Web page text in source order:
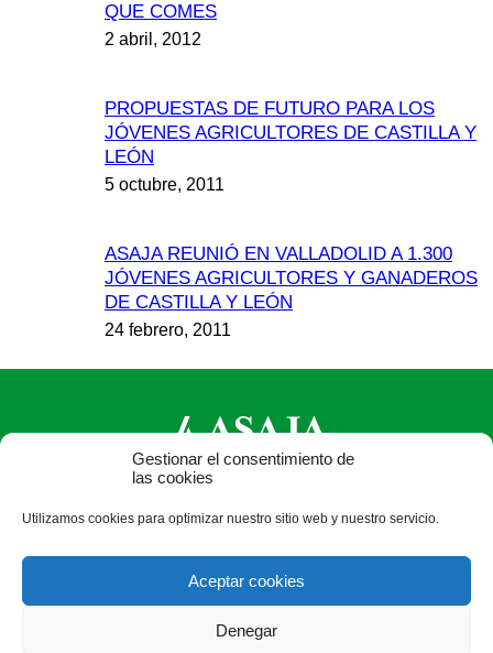
Gestionar el consentimiento de
las cookies
Utilizamos cookies para optimizar nuestro sitio web y nuestro servicio.
Aceptar cookies
Denegar
QUE COMES
2 abril, 2012
PROPUESTAS DE FUTURO PARA LOS
JÓVENES AGRICULTORES DE CASTILLA Y
LEÓN
5 octubre, 2011
ASAJA REUNIÓ EN VALLADOLID A 1.300
JÓVENES AGRICULTORES Y GANADEROS
DE CASTILLA Y LEÓN
24 febrero, 2011
Valladolid - España · Tel.: +34 983 472 350 ·
info@asajacyl.com